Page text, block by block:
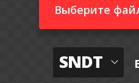
Выберите
SNDT